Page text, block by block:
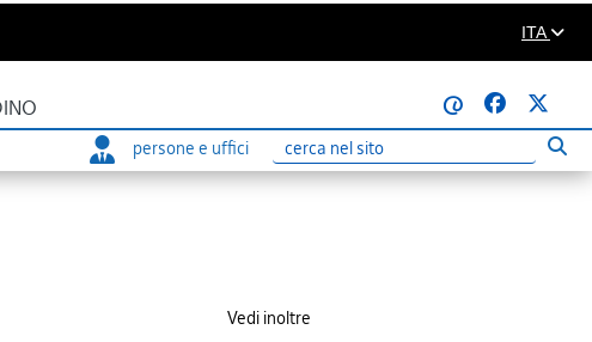
ITA
@
persone e uffici
Ricerca
Vedi inoltre